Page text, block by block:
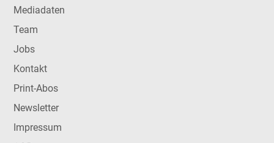
Mediadaten
Team
Jobs
Kontakt
Print-Abos
Newsletter
Impressum